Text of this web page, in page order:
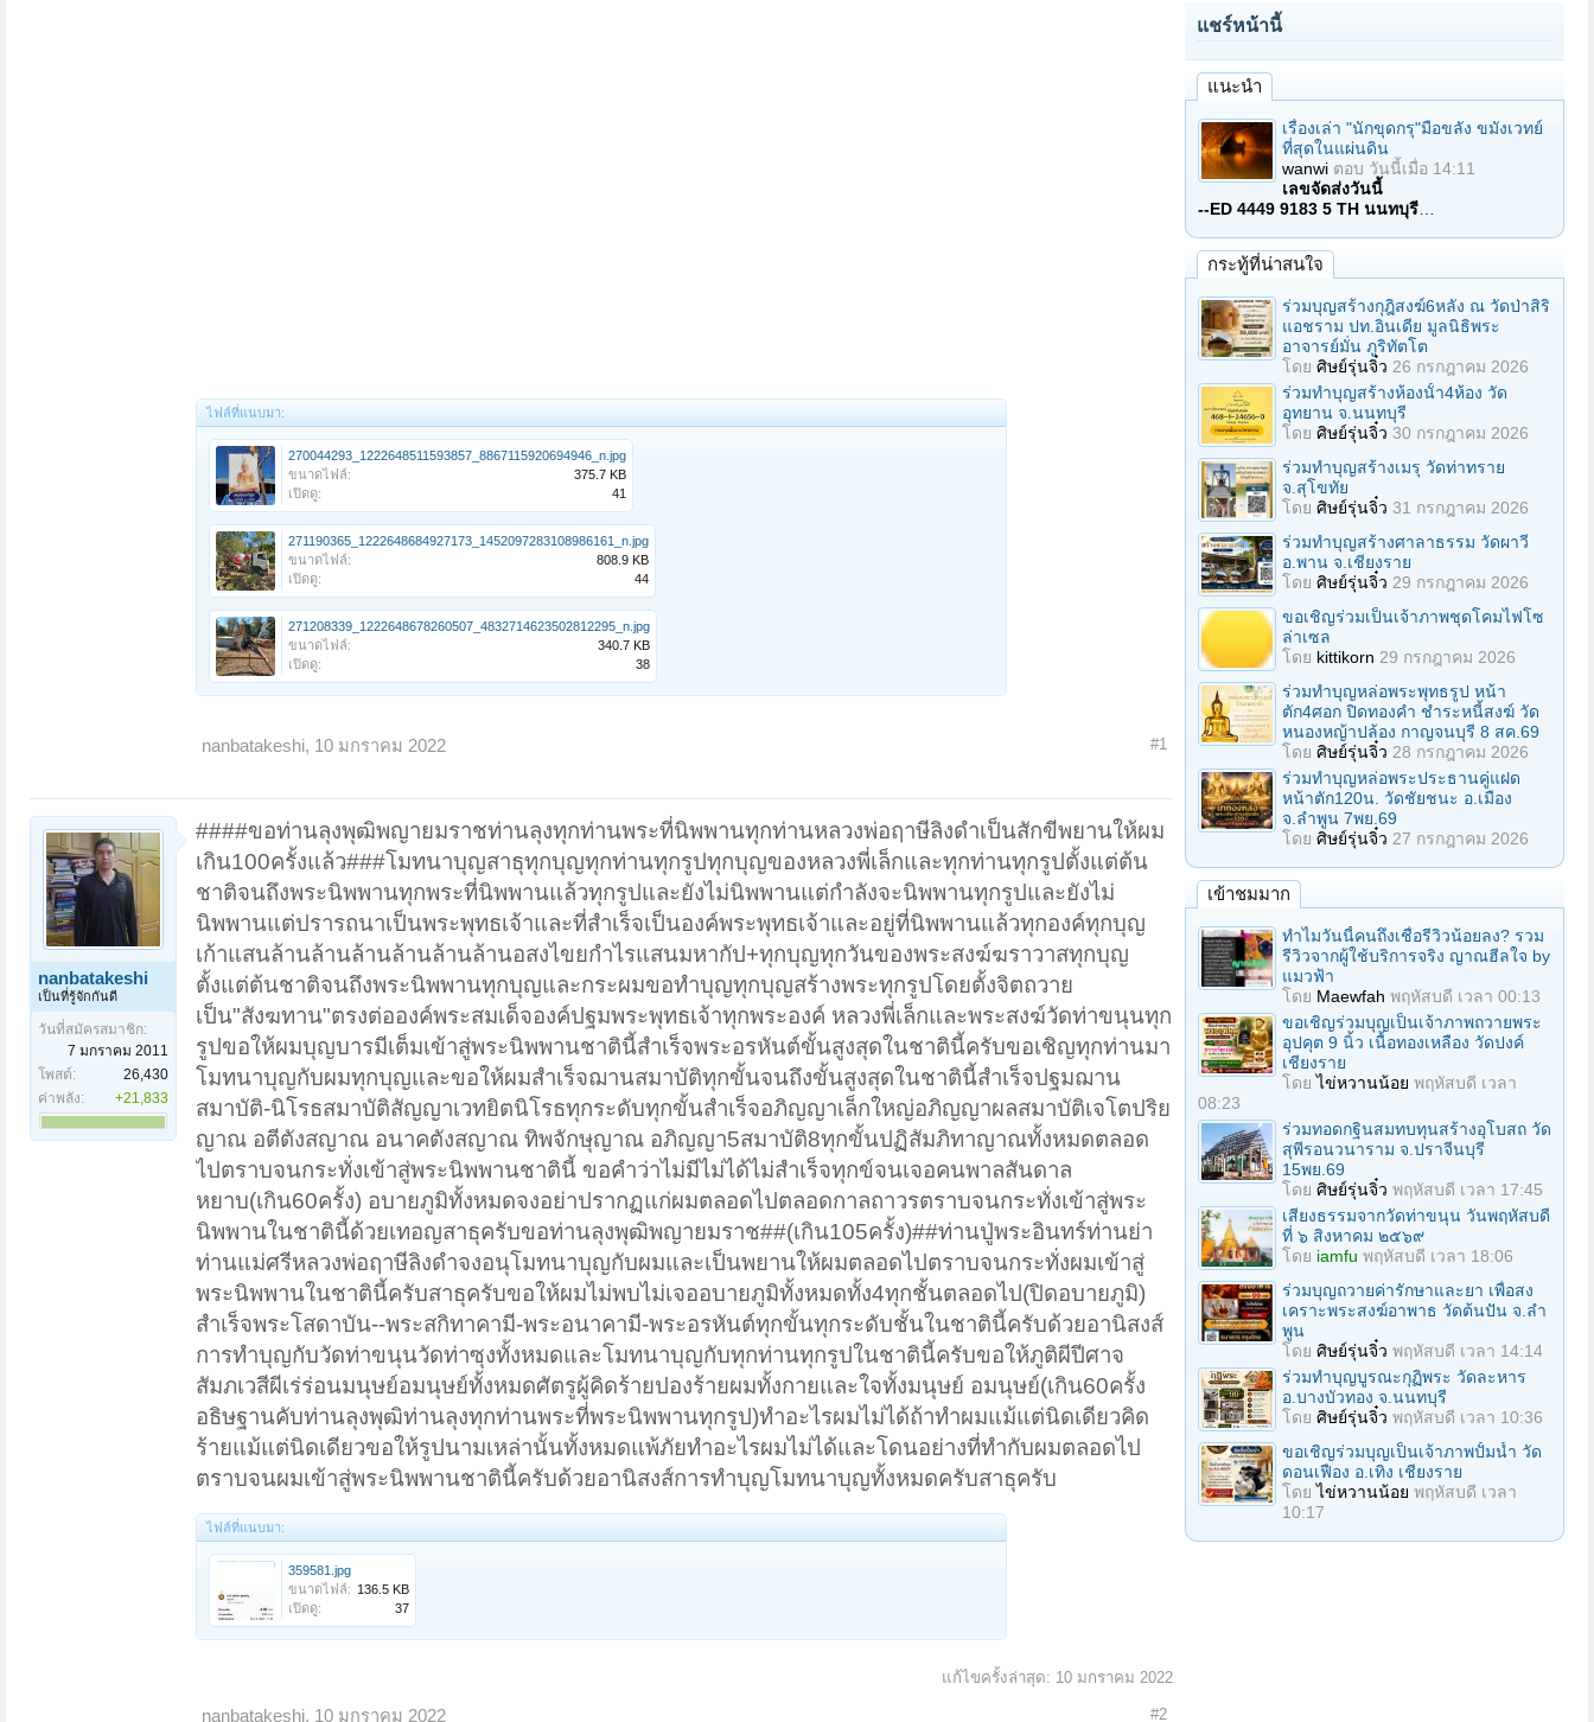
ไฟล์ที่แนบมา:
270044293_1222648511593857_8867115920694946_n.jpg
ขนาดไฟล์:
375.7 KB
เปิดดู:
41
271190365_1222648684927173_1452097283108986161_n.jpg
ขนาดไฟล์:
808.9 KB
เปิดดู:
44
271208339_1222648678260507_4832714623502812295_n.jpg
ขนาดไฟล์:
340.7 KB
เปิดดู:
38
nanbatakeshi, 10 มกราคม 2022 #1
nanbatakeshi
เป็นที่รู้จักกันดี
วันที่สมัครสมาชิก:
7 มกราคม 2011
โพสต์:
26,430
ค่าพลัง:
+21,833
####ขอท่านลุงพุฒิพญายมราชท่านลุงทุกท่านพระที่นิพพานทุกท่านหลวงพ่อฤาษีลิงดำเป็นสักขีพยานให้ผม
เกิน100ครั้งแล้ว###โมทนาบุญสาธุทุกบุญทุกท่านทุกรูปทุกบุญของหลวงพี่เล็กและทุกท่านทุกรูปตั้งแต่ต้น
ชาติจนถึงพระนิพพานทุกพระที่นิพพานแล้วทุกรูปและยังไม่นิพพานแต่กำลังจะนิพพานทุกรูปและยังไม่
นิพพานแต่ปรารถนาเป็นพระพุทธเจ้าและที่สำเร็จเป็นองค์พระพุทธเจ้าและอยู่ที่นิพพานแล้วทุกองค์ทุกบุญ
เก้าแสนล้านล้านล้านล้านล้านล้านอสงไขยกำไรแสนมหากัป+ทุกบุญทุกวันของพระสงฆ์ฆราวาสทุกบุญ
ตั้งแต่ต้นชาติจนถึงพระนิพพานทุกบุญและกระผมขอทำบุญทุกบุญสร้างพระทุกรูปโดยตั้งจิตถวาย
เป็น"สังฆทาน"ตรงต่อองค์พระสมเด็จองค์ปฐมพระพุทธเจ้าทุกพระองค์ หลวงพี่เล็กและพระสงฆ์วัดท่าขนุนทุก
รูปขอให้ผมบุญบารมีเต็มเข้าสู่พระนิพพานชาตินี้สำเร็จพระอรหันต์ขั้นสูงสุดในชาตินี้ครับขอเชิญทุกท่านมา
โมทนาบุญกับผมทุกบุญและขอให้ผมสำเร็จฌานสมาบัติทุกขั้นจนถึงขั้นสูงสุดในชาตินี้สำเร็จปฐมฌาน
สมาบัติ-นิโรธสมาบัติสัญญาเวทยิตนิโรธทุกระดับทุกขั้นสำเร็จอภิญญาเล็กใหญ่อภิญญาผลสมาบัติเจโตปริย
ญาณ อตีตังสญาณ อนาคตังสญาณ ทิพจักษุญาณ อภิญญา5สมาบัติ8ทุกขั้นปฏิสัมภิทาญาณทั้งหมดตลอด
ไปตราบจนกระทั่งเข้าสู่พระนิพพานชาตินี้ ขอคำว่าไม่มีไม่ได้ไม่สำเร็จทุกข์จนเจอคนพาลสันดาล
หยาบ(เกิน60ครั้ง) อบายภูมิทั้งหมดจงอย่าปรากฏแก่ผมตลอดไปตลอดกาลถาวรตราบจนกระทั่งเข้าสู่พระ
นิพพานในชาตินี้ด้วยเทอญสาธุครับขอท่านลุงพุฒิพญายมราช##(เกิน105ครั้ง)##ท่านปู่พระอินทร์ท่านย่า
ท่านแม่ศรีหลวงพ่อฤาษีลิงดำจงอนุโมทนาบุญกับผมและเป็นพยานให้ผมตลอดไปตราบจนกระทั่งผมเข้าสู่
พระนิพพานในชาตินี้ครับสาธุครับขอให้ผมไม่พบไม่เจออบายภูมิทั้งหมดทั้ง4ทุกชั้นตลอดไป(ปิดอบายภูมิ)
สำเร็จพระโสดาบัน--พระสกิทาคามี-พระอนาคามี-พระอรหันต์ทุกขั้นทุกระดับชั้นในชาตินี้ครับด้วยอานิสงส์
การทำบุญกับวัดท่าขนุนวัดท่าซุงทั้งหมดและโมทนาบุญกับทุกท่านทุกรูปในชาตินี้ครับขอให้ภูติผีปีศาจ
สัมภเวสีผีเร่ร่อนมนุษย์อมนุษย์ทั้งหมดศัตรูผู้คิดร้ายปองร้ายผมทั้งกายและใจทั้งมนุษย์ อมนุษย์(เกิน60ครั้ง
อธิษฐานคับท่านลุงพุฒิท่านลุงทุกท่านพระที่พระนิพพานทุกรูป)ทำอะไรผมไม่ได้ถ้าทำผมแม้แต่นิดเดียวคิด
ร้ายแม้แต่นิดเดียวขอให้รูปนามเหล่านั้นทั้งหมดแพ้ภัยทำอะไรผมไม่ได้และโดนอย่างที่ทำกับผมตลอดไป
ตราบจนผมเข้าสู่พระนิพพานชาตินี้ครับด้วยอานิสงส์การทำบุญโมทนาบุญทั้งหมดครับสาธุครับ
ไฟล์ที่แนบมา:
359581.jpg
ขนาดไฟล์: 136.5 KB
เปิดดู:
37
แก้ไขครั้งล่าสุด: 10 มกราคม 2022
nanbatakeshi, 10 มกราคม 2022 #2
แชร์หน้านี้
แนะนำ
เรื่องเล่า "นักขุดกรุ"มือขลัง ขมังเวทย์
ที่สุดในแผ่นดิน
wanwi ตอบ วันนี้เมื่อ 14:11
เลขจัดส่งวันนี้
--ED 4449 9183 5 TH นนทบุรี
กระทู้ที่น่าสนใจ
ร่วมบุญสร้างกุฎิสงฆ์6หลัง ณ วัดป่าสิริ
แอชราม ปท.อินเดีย มูลนิธิพระ
อาจารย์มั่น ภูริทัตโต
โดย ศิษย์รุ่นจิ๋ว 26 กรกฎาคม 2026
ร่วมทําบุญสร้างห้องนั้า4ห้อง วัด
อุทยาน จ.นนทบุรี
โดย ศิษย์รุ่นจิ๋ว 30 กรกฎาคม 2026
ร่วมทําบุญสร้างเมรุ วัดท่าทราย
จ.สุโขทัย
โดย ศิษย์รุ่นจิ๋ว 31 กรกฎาคม 2026
ร่วมทําบุญสร้างศาลาธรรม วัดผาวี
อ.พาน จ.เชียงราย
โดย ศิษย์รุ่นจิ๋ว 29 กรกฎาคม 2026
ขอเชิญร่วมเป็นเจ้าภาพชุดโคมไฟโซ
ล่าเซล
โดย kittikorn 29 กรกฎาคม 2026
ร่วมทําบุญหล่อพระพุทธรูป หน้า
ตัก4ศอก ปิดทองคํา ชําระหนี้สงฆ์ วัด
หนองหญ้าปล้อง กาญจนบุรี 8 สค.69
โดย ศิษย์รุ่นจิ๋ว 28 กรกฎาคม 2026
ร่วมทําบุญหล่อพระประธานคู่แฝด
หน้าตัก120น. วัดชัยชนะ อ.เมือง
จ.ลำพูน 7พย.69
โดย ศิษย์รุ่นจิ๋ว 27 กรกฎาคม 2026
เข้าชมมาก
ทำไมวันนี้คนถึงเชื่อรีวิวน้อยลง? รวม
รีวิวจากผู้ใช้บริการจริง ญาณฮีลใจ by
แมวฟ้า
โดย Maewfah พฤหัสบดี เวลา 00:13
ขอเชิญร่วมบุญเป็นเจ้าภาพถวายพระ
อุปคุต 9 นิ้ว เนื้อทองเหลือง วัดปงค์
เชียงราย
โดยไข่หวานน้อย พฤหัสบดี เวลา
08:23
ร่วมทอดกฐินสมทบทุนสร้างอุโบสถ วัด
สุพีรอนวนาราม จ.ปราจีนบุรี
15พย.69
โดย ศิษย์รุ่นจิ๋ว พฤหัสบดี เวลา 17:45
เสียงธรรมจากวัดท่าขนุน วันพฤหัสบดี
ที่ ๖ สิงหาคม ๒๕๖๙
โดย iamfu พฤหัสบดี เวลา 18:06
ร่วมบุญถวายค่ารักษาและยา เพื่อสง
เคราะพระสงฆ์อาพาธ วัดต้นปัน จ.ลํา
พูน
โดย ศิษย์รุ่นจิ๋ว พฤหัสบดี เวลา 14:14
ร่วมทําบุญบูรณะกุฏิพระ วัดละหาร
อ.บางบัวทอง จ.นนทบุรี
โดย ศิษย์รุ่นจิ๋ว พฤหัสบดี เวลา 10:36
ขอเชิญร่วมบุญเป็นเจ้าภาพปั้มน้ำ วัด
ดอนเฟือง อ.เทิง เชียงราย
โดยไข่หวานน้อย พฤหัสบดี เวลา
10:17